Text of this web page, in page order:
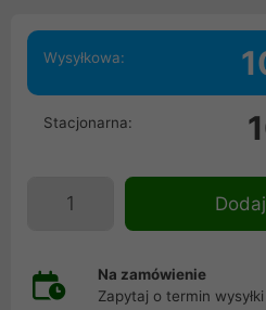
Wysyłkowa:
Stacjonarna:
Na zamówienie
Zapytaj o termin wysyłki